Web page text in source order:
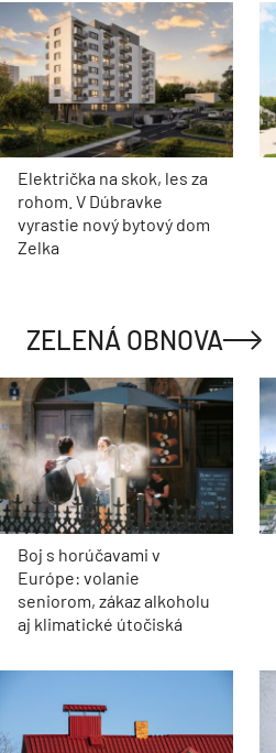
Električka na skok, les za
rohom. V Dúbravke
vyrastie nový bytový dom
Zelka
ZELENÁ OBNOVA
Boj s horúčavami v
Európe: volanie
seniorom, zákaz alkoholu
aj klimatické útočiská